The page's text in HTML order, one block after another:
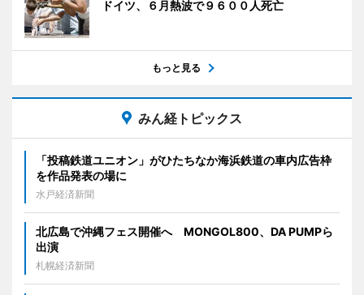
ドイツ、６月熱波で９６００人死亡
もっと見る
みん経トピックス
「投稿鉄道ユニオン」がひたちなか海浜鉄道の車内広告枠
を作品発表の場に
水戸経済新聞
北広島で沖縄フェス開催へ MONGOL800、DA PUMPら
出演
札幌経済新聞